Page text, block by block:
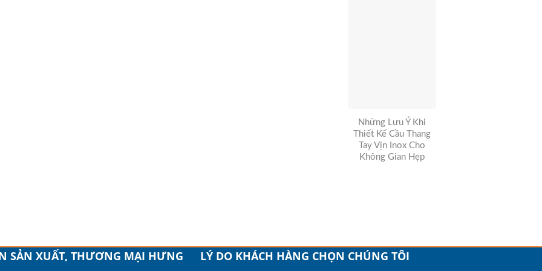
Những Lưu Ý Khi
Thiết Kế Cầu Thang
Tay Vịn Inox Cho
Không Gian Hẹp
SẢN XUẤT, THƯƠNG MẠI HƯNG
LÝ DO KHÁCH HÀNG CHỌN CHÚNG TÔI